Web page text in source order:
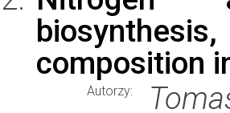
composition
Autorzy: